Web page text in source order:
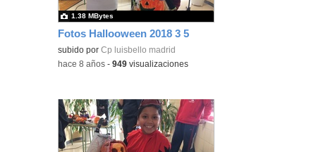
Fotos Hallooween 2018 3 5
subido porCp luisbello madrid
1.38 MBytes
-hace 8 años -949 visualizaciones